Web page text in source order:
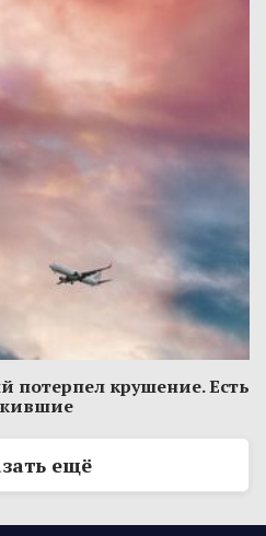
потерпел крушение. Есть
ещё